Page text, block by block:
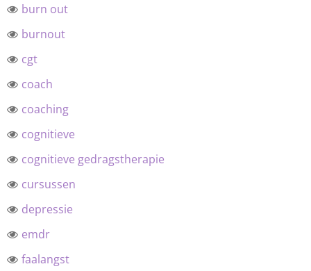
burn out
burnout
cgt
coach
coaching
cognitieve
cognitieve gedragstherapie
cursussen
depressie
emdr
faalangst